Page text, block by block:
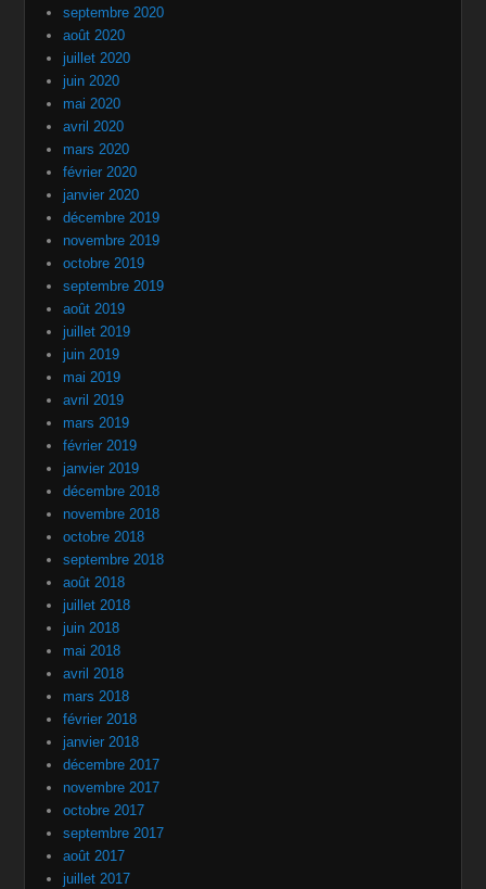
septembre 2020
août 2020
juillet 2020
juin 2020
mai 2020
avril 2020
mars 2020
février 2020
janvier 2020
décembre 2019
novembre 2019
octobre 2019
septembre 2019
août 2019
juillet 2019
juin 2019
mai 2019
avril 2019
mars 2019
février 2019
janvier 2019
décembre 2018
novembre 2018
octobre 2018
septembre 2018
août 2018
juillet 2018
juin 2018
mai 2018
avril 2018
mars 2018
février 2018
janvier 2018
décembre 2017
novembre 2017
octobre 2017
septembre 2017
août 2017
juillet 2017